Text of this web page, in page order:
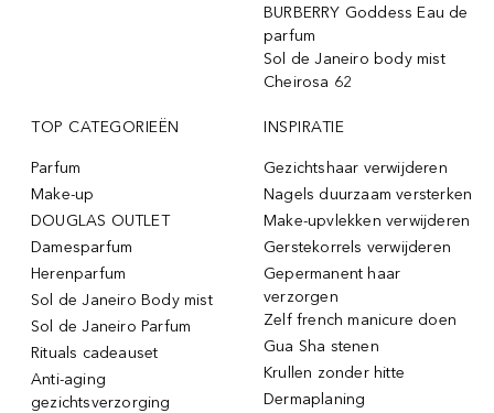
BURBERRY Goddess Eau de
parfum
Sol de Janeiro body mist
Cheirosa 62
TOP CATEGORIEËN
Parfum
Make-up
DOUGLAS OUTLET
Damesparfum
Herenparfum
Sol de Janeiro Body mist
Sol de Janeiro Parfum
Rituals cadeauset
Anti-aging
gezichtsverzorging
INSPIRATIE
Gezichtshaar verwijderen
Nagels duurzaam versterken
Make-upvlekken verwijderen
Gerstekorrels verwijderen
Gepermanent haar
verzorgen
Zelf french manicure doen
Gua Sha stenen
Krullen zonder hitte
Dermaplaning